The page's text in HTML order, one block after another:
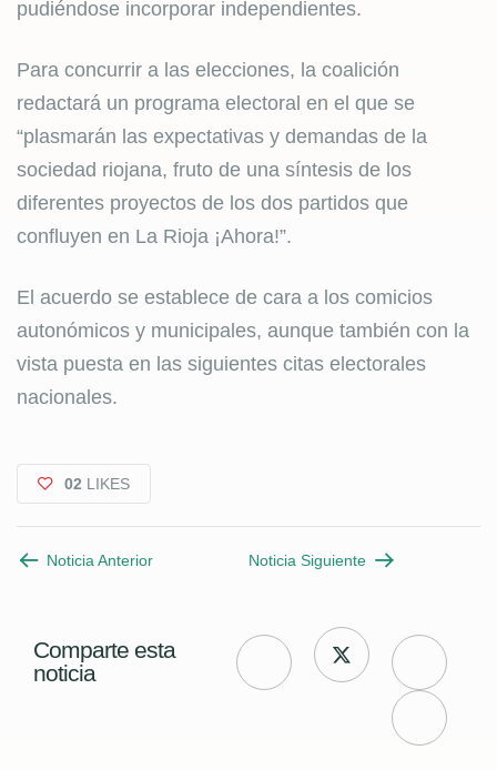
pudiéndose incorporar independientes.
Para concurrir a las elecciones, la coalición
redactará un programa electoral en el que se
“plasmarán las expectativas y demandas de la
sociedad riojana, fruto de una síntesis de los
diferentes proyectos de los dos partidos que
confluyen en La Rioja ¡Ahora!”.
El acuerdo se establece de cara a los comicios
autonómicos y municipales, aunque también con la
vista puesta en las siguientes citas electorales
nacionales.
02 LIKES
Noticia Anterior Noticia Siguiente
Comparte esta
noticia